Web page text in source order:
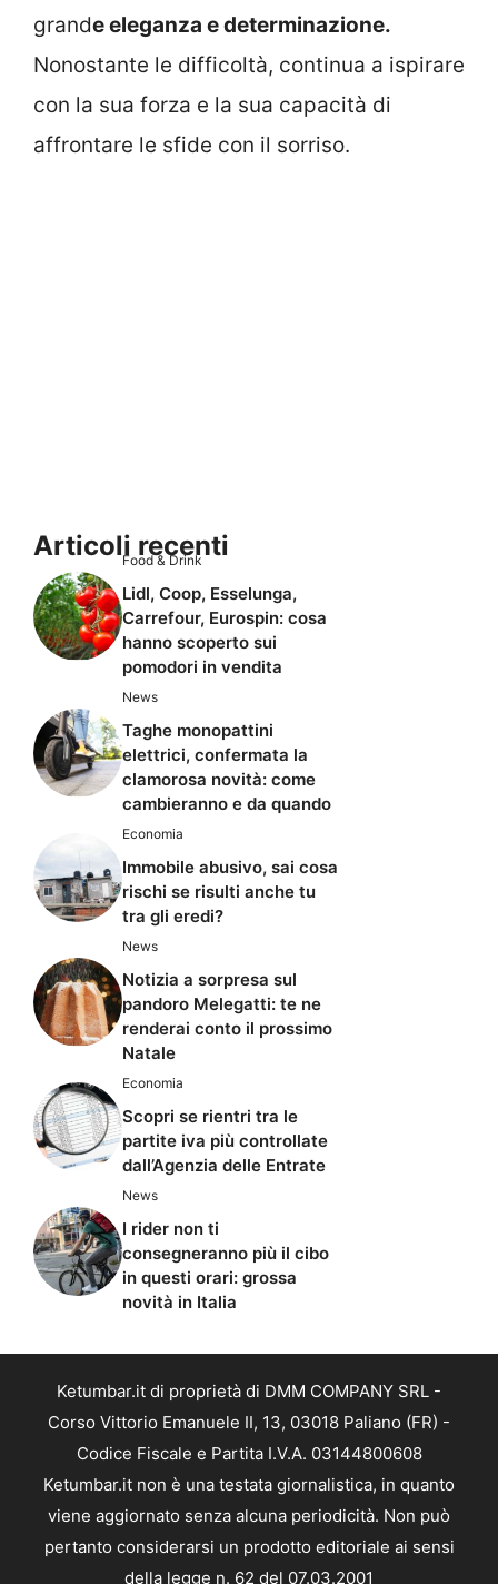
grande eleganza e determinazione.
Nonostante le difficoltà, continua a ispirare
con la sua forza e la sua capacità di
affrontare le sfide con il sorriso.
Articoli recenti
Food & Drink
Lidl, Coop, Esselunga,
Carrefour, Eurospin: cosa
hanno scoperto sui
pomodori in vendita
News
Taghe monopattini
elettrici, confermata la
clamorosa novità: come
cambieranno e da quando
Economia
Immobile abusivo, sai cosa
rischi se risulti anche tu
tra gli eredi?
News
Notizia a sorpresa sul
pandoro Melegatti: te ne
renderai conto il prossimo
Natale
Economia
Scopri se rientri tra le
partite iva più controllate
dall’Agenzia delle Entrate
News
I rider non ti
consegneranno più il cibo
in questi orari: grossa
novità in Italia
Ketumbar.it di proprietà di DMM COMPANY SRL -
Corso Vittorio Emanuele II, 13, 03018 Paliano (FR) -
Codice Fiscale e Partita I.V.A. 03144800608
Ketumbar.it non è una testata giornalistica, in quanto
viene aggiornato senza alcuna periodicità. Non può
pertanto considerarsi un prodotto editoriale ai sensi
della legge n. 62 del 07.03.2001